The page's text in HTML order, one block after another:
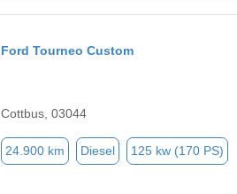
Ford Tourneo Custom
Cottbus, 03044
24.900 km Diesel 125 kw (170 PS)